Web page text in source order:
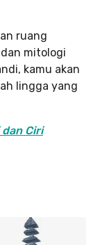
ruang
mitologi
kamu akan
lingga yang
dan Ciri